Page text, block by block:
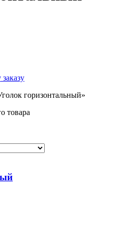
горизонтальный»
товара